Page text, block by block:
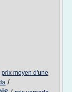
prix moyen d'une
/